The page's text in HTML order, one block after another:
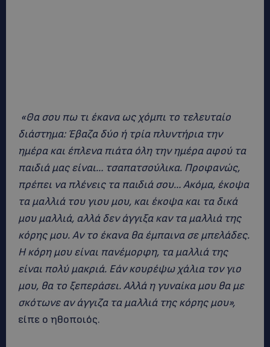
«Θα σου πω τι έκανα ως χόμπι το τελευταίο
διάστημα: Έβαζα δύο ή τρία πλυντήρια την
ημέρα και έπλενα πιάτα όλη την ημέρα αφού τα
παιδιά μας είναι… τσαπατσούλικα. Προφανώς,
πρέπει να πλένεις τα παιδιά σου… Ακόμα, έκοψα
τα μαλλιά του γιου μου, και έκοψα και τα δικά
μου μαλλιά, αλλά δεν άγγιξα καν τα μαλλιά της
κόρης μου. Αν το έκανα θα έμπαινα σε μπελάδες.
Η κόρη μου είναι πανέμορφη, τα μαλλιά της
είναι πολύ μακριά. Εάν κουρέψω χάλια τον γιο
μου, θα το ξεπεράσει. Αλλά η γυναίκα μου θα με
σκότωνε αν άγγιζα τα μαλλιά της κόρης μου»,
είπε ο ηθοποιός.